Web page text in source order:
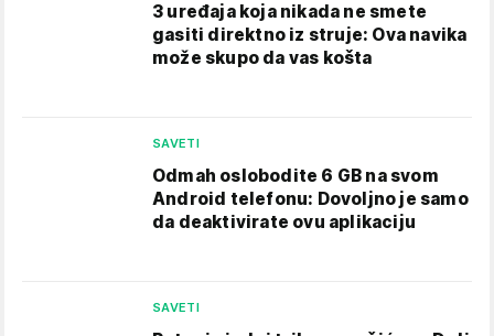
3 uređaja koja nikada ne smete
gasiti direktno iz struje: Ova navika
može skupo da vas košta
SAVETI
Odmah oslobodite 6 GB na svom
Android telefonu: Dovoljno je samo
da deaktivirate ovu aplikaciju
SAVETI